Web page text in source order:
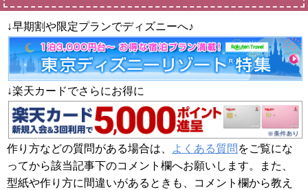
↓早期割や限定プランでディズニーへ♪
↓楽天カードでさらにお得に
作り方などの質問がある場合は、 よくある質問をご覧にな
ってから該当記事下のコメント欄へお願いします。また、
型紙や作り方に間違いがあるときも、コメント欄から教え